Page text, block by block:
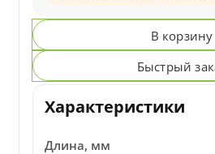
В корзину
Быстрый
Характеристики
Длина, мм